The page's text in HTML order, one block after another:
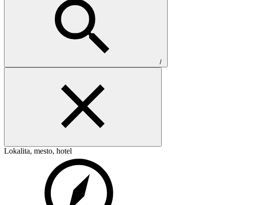
/
Lokalita, mesto, hotel